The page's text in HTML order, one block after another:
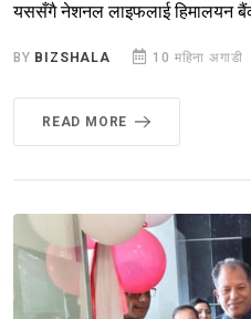
यससँगै नेशनल लाइफलाई हिमालयन
BY BIZSHALA 10 महिना अगाडी
READ MORE